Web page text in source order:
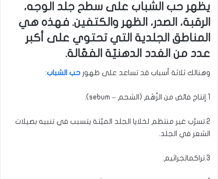
يظهر حب الشباب على سطح جلد الوجه،
الرقبة، الصدر، الظهر والكتفين. فهذه هي
المناطق الجلدية التي تحتوي على أكبر
عدد من الغدد الدهنيّة الفعّالة.
وهنالك ثلاثة أسباب قد تساعد على ظهور حب الشباب:
1.إنتاج فائض من الزّهْم (الشحم – sebum).
2.تسرّب غير منتظم لخلايا الجلد الميّتة يتسبب في تنبيه بصيلات
الشعر في الجلد.
3.تراكمالجراثيم.